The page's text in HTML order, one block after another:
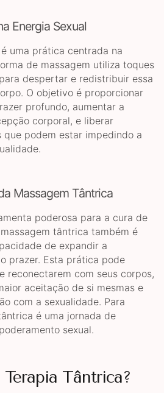
Energia Sexual
uma prática centrada na
de massagem utiliza toques
despertar e redistribuir essa
O objetivo é proporcionar
profundo, aumentar a
corporal, e liberar
que podem estar impedindo a
Massagem Tântrica
poderosa para a cura de
tântrica também é
de expandir a
prazer. Esta prática pode
reconectarem com seus corpos,
aceitação de si mesmas e
com a sexualidade. Para
é uma jornada de
sexual.
Tântrica?